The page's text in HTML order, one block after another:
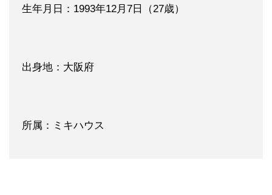
生年月日：1993年12月7日（27歳）
出身地：大阪府
所属：ミキハウス